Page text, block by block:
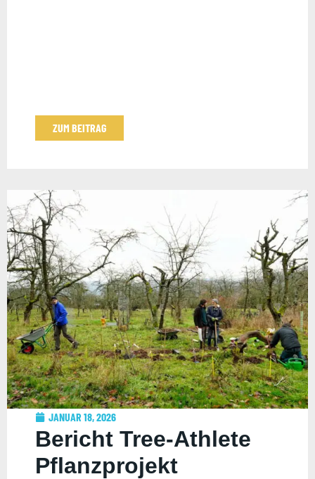
ZUM BEITRAG
JANUAR 18, 2026
Bericht Tree-Athlete
Pflanzprojekt